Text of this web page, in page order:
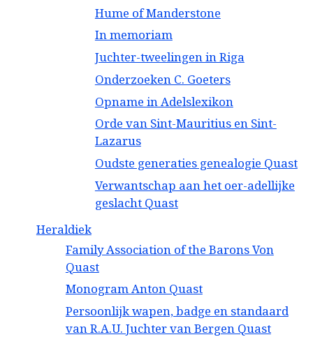
Hume of Manderstone
In memoriam
Juchter-tweelingen in Riga
Onderzoeken C. Goeters
Opname in Adelslexikon
Orde van Sint-Mauritius en Sint-
Lazarus
Oudste generaties genealogie Quast
Verwantschap aan het oer-adellijke
geslacht Quast
Heraldiek
Family Association of the Barons Von
Quast
Monogram Anton Quast
Persoonlijk wapen, badge en standaard
van R.A.U. Juchter van Bergen Quast